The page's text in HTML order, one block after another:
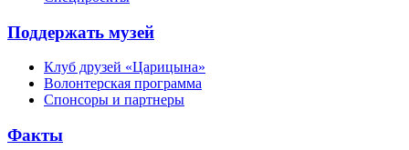
Поддержать музей
Клуб друзей «Царицына»
Волонтерская программа
Спонсоры и партнеры
Факты